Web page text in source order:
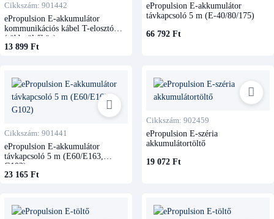
Cikkszám: 901442
ePropulsion E-akkumulátor
kommunikációs kábel T-elosztó
(több töltőhöz)
13 899 Ft
ePropulsion E-akkumulátor
távkapcsoló 5 m (E-40/80/175)
66 792 Ft
Cikkszám: 901441
ePropulsion E-akkumulátor
távkapcsoló 5 m (E60/E163,
G102)
23 165 Ft
Cikkszám: 902459
ePropulsion E-széria
akkumulátortöltő
19 072 Ft